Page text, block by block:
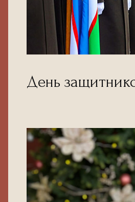
День